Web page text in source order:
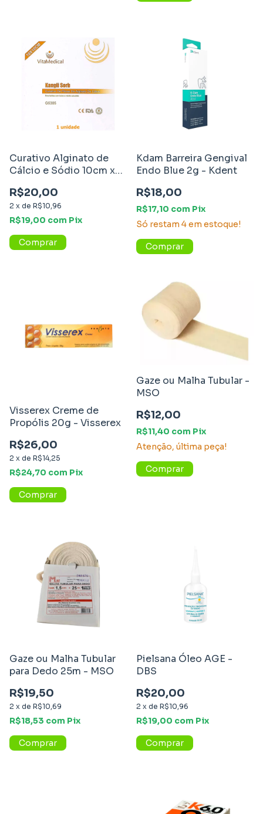
Curativo Alginato de
Cálcio e Sódio 10cm x
R$20,00
2 x de R$10,96
R$19,00 com Pix
Kdam Barreira Gengival
Endo Blue 2g - Kdent
R$18,00
R$17,10 com Pix
Só restam 4em estoque!
Visserex Creme de
Propólis 20g - Visserex
R$26,00
2 x de R$14,25
R$24,70 com Pix
Gaze ou Malha Tubular -
MSO
R$12,00
R$11,40 com Pix
Atenção, última peça!
Comprar
Gaze ou Malha Tubular
para Dedo 25m - MSO
R$19,50
2 x de R$10,69
R$18,53 com Pix
Pielsana Óleo AGE -
DBS
R$20,00
2 x de R$10,96
R$19,00 com Pix
Comprar